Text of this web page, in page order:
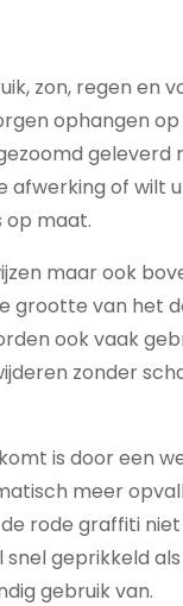
zon, regen en
ophangen
geleverd
of wilt
op maat.
maar ook
grootte van het
ook vaak
zonder
is door een
meer
rode graffiti
geprikkeld
gebruik van.